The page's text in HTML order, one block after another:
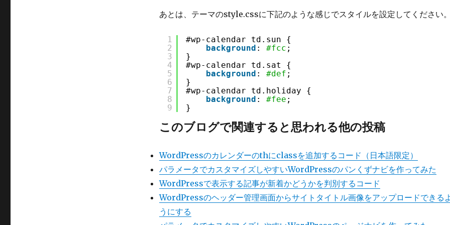
あとは、テーマのstyle.cssに下記のような感じでスタイルを設定してください
1
2
3
4
5
6
7
8
9
#wp-calendar td.sun {
background : #fcc ;
}
#wp-calendar td.sat {
background : #def ;
}
#wp-calendar td.holiday {
background : #fee ;
}
このブログで関連すると思われる他の投稿
WordPressのカレンダーのthにclassを追加するコード（日本語限定）
パラメータでカスタマイズしやすいWordPressのパンくずナビを作ってみた
WordPressで表示する記事が新着かどうかを判別するコード
WordPressのヘッダー管理画面からサイトタイトル画像をアップロードできる
うにする